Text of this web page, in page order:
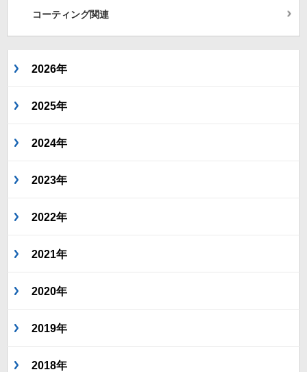
コーティング関連
2026年
2025年
2024年
2023年
2022年
2021年
2020年
2019年
2018年